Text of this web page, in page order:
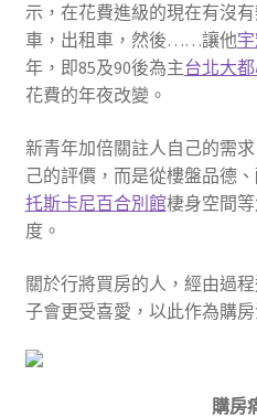
示，在花費進級的現在有沒
車，出租車，然後……讓他
年，即85及90後為主台北大
花費的年夜改變。
新青年加倍關註人自己的需
己的評價，而是從樓盤品德
托斯卡尼百合別館棲身空間
度。
關於行將買房的人，經由過
子會更受喜愛，以此作為購
購房